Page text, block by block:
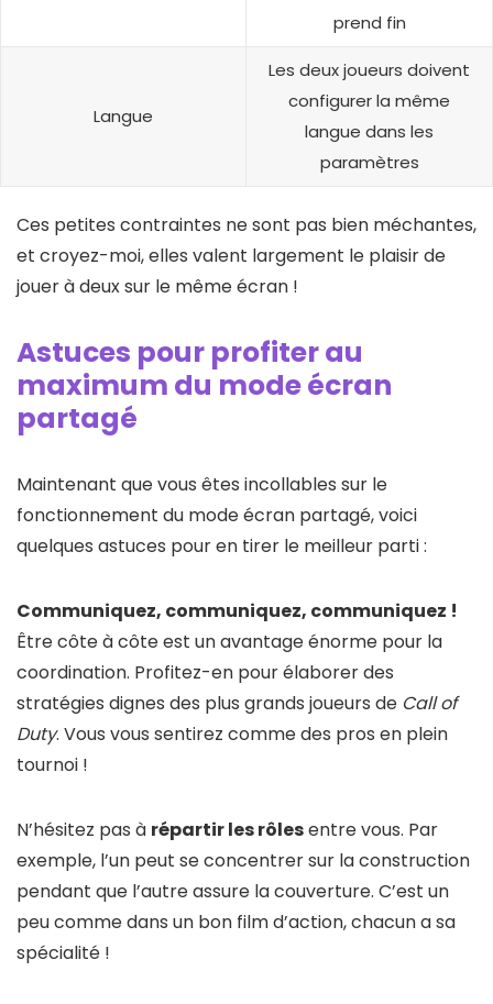
prend fin
Langue
Les deux joueurs doivent
configurer la même
langue dans les
paramètres
Ces petites contraintes ne sont pas bien méchantes,
et croyez-moi, elles valent largement le plaisir de
jouer à deux sur le même écran !
Astuces pour profiter au
maximum du mode écran
partagé
Maintenant que vous êtes incollables sur le
fonctionnement du mode écran partagé, voici
quelques astuces pour en tirer le meilleur parti :
Communiquez, communiquez, communiquez !
Être côte à côte est un avantage énorme pour la
coordination. Profitez-en pour élaborer des
stratégies dignes des plus grands joueurs de Call of
Duty. Vous vous sentirez comme des pros en plein
tournoi !
N’hésitez pas à répartir les rôlesentre vous. Par
exemple, l’un peut se concentrer sur la construction
pendant que l’autre assure la couverture. C’est un
peu comme dans un bon film d’action, chacun a sa
spécialité !